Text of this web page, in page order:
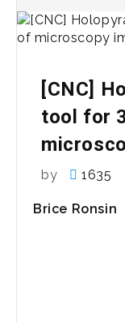
[CNC]
tool for
by 1635
Brice Ronsin